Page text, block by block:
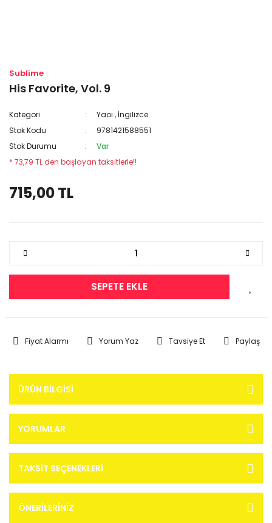
Sublime
His Favorite, Vol. 9
Kategori Yaoi , İngilizce
Stok Kodu
9781421588551
Stok Durumu
Var
* 73,79 TL den başlayan taksitlerle!!
715,00 TL
SEPETE EKLE
Fiyat Alarmı Yorum Yaz Tavsiye Et Paylaş
ÜRÜN BILGISI
YORUMLAR
TAKSIT SEÇENEKLERI
ÖNERILERINIZ